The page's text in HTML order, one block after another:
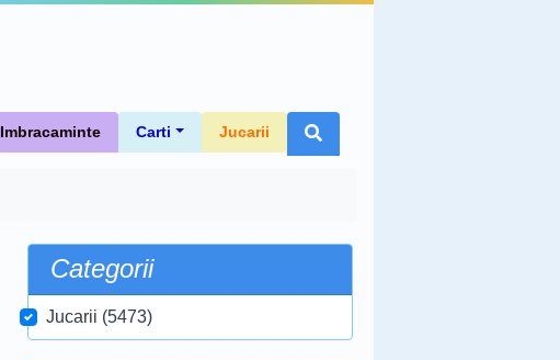
Imbracaminte Carti Jucarii
Categorii
Jucarii (5473)